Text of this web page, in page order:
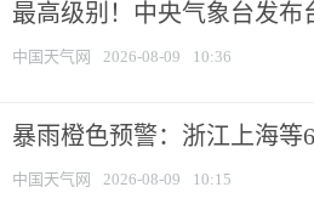
最高级别！中央气象台发布
中国天气网 2026-08-09 10:36
暴雨橙色预警：浙江上海等
中国天气网 2026-08-09 10:15